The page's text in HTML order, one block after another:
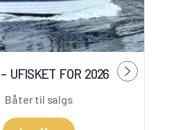
UFISKET FOR 2026
Båter til salgs